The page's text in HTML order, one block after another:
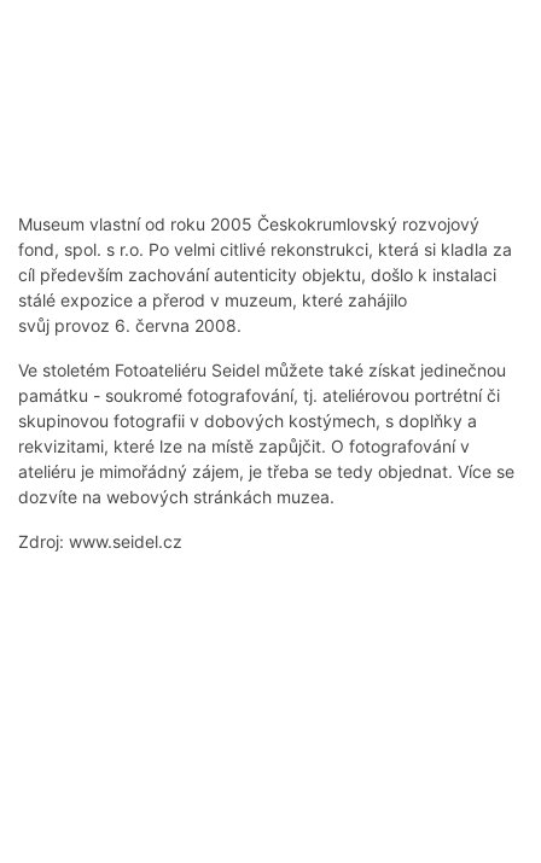
Museum vlastní od roku 2005 Českokrumlovský rozvojový
fond, spol. s r.o. Po velmi citlivé rekonstrukci, která si kladla za
cíl především zachování autenticity objektu, došlo k instalaci
stálé expozice a přerod v muzeum, které zahájilo
svůj provoz 6. června 2008.
Ve stoletém Fotoateliéru Seidel můžete také získat jedinečnou
památku - soukromé fotografování, tj. ateliérovou portrétní či
skupinovou fotografii v dobových kostýmech, s doplňky a
rekvizitami, které lze na místě zapůjčit. O fotografování v
ateliéru je mimořádný zájem, je třeba se tedy objednat. Více se
dozvíte na webových stránkách muzea.
Zdroj: www.seidel.cz